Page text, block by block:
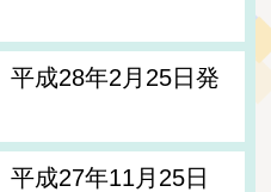
成28年2月25日発
成27年11月25日